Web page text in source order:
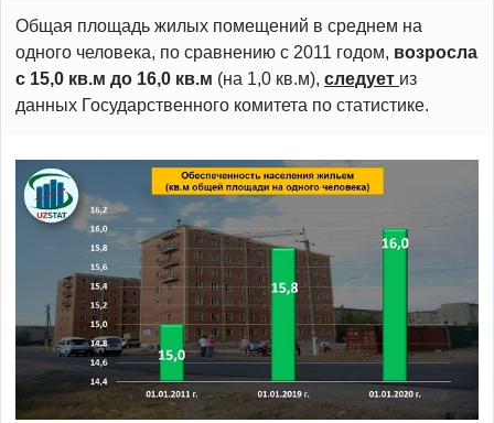
Общая площадь жилых помещений в среднем на
одного человека, по сравнению с 2011 годом, возросла
с 15,0 кв.м до 16,0 кв.м (на 1,0 кв.м), следует из
данных Государственного комитета по статистике.